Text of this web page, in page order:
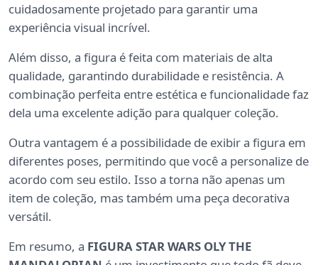
cuidadosamente projetado para garantir uma
experiência visual incrível.
Além disso, a figura é feita com materiais de alta
qualidade, garantindo durabilidade e resistência. A
combinação perfeita entre estética e funcionalidade faz
dela uma excelente adição para qualquer coleção.
Outra vantagem é a possibilidade de exibir a figura em
diferentes poses, permitindo que você a personalize de
acordo com seu estilo. Isso a torna não apenas um
item de coleção, mas também uma peça decorativa
versátil.
Em resumo, a FIGURA STAR WARS OLY THE